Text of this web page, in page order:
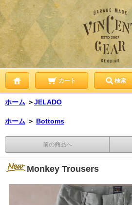
カート 検索
ホーム ＞JELADO
ホーム ＞ Bottoms
前の商品へ
Monkey Trousers